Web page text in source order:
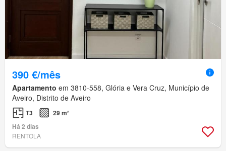
390 €/mês
Apartamento em 3810-558, Glória e Vera Cruz, Município de
Aveiro, Distrito de Aveiro
T3
29 m²
Há 2 dias
RENTOLA